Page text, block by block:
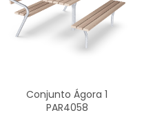
Conjunto Ágora 1
PAR4058